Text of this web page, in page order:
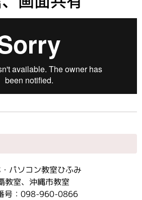
パソコン教室ひふみ
教室、沖縄市教室
号：098-960-0866